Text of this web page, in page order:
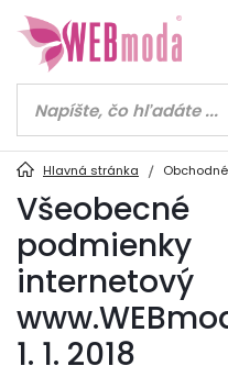
Hlavná stránka
1. 1. 2018